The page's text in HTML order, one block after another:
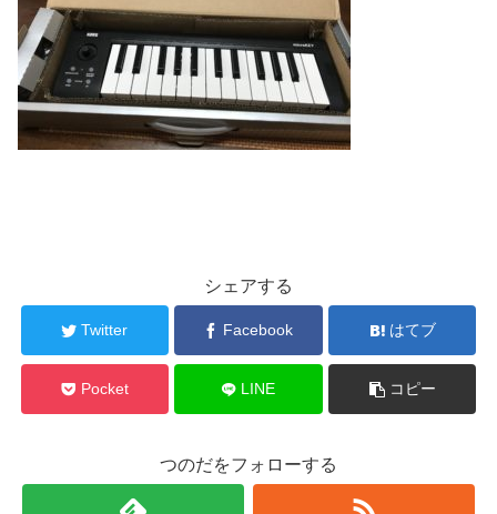
シェアする
Twitter Facebook はてブ
Pocket LINE コピー
つのだをフォローする